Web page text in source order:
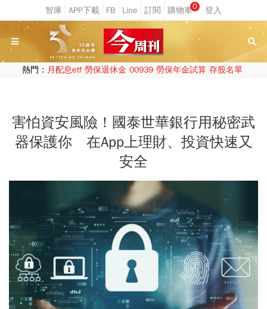
0
熱門： 月配息etf 勞保退休金 00939 勞保年金試算 存股名單
害怕資安風險！國泰世華銀行用秘密武
器保護你 在App上理財、投資快速又
安全